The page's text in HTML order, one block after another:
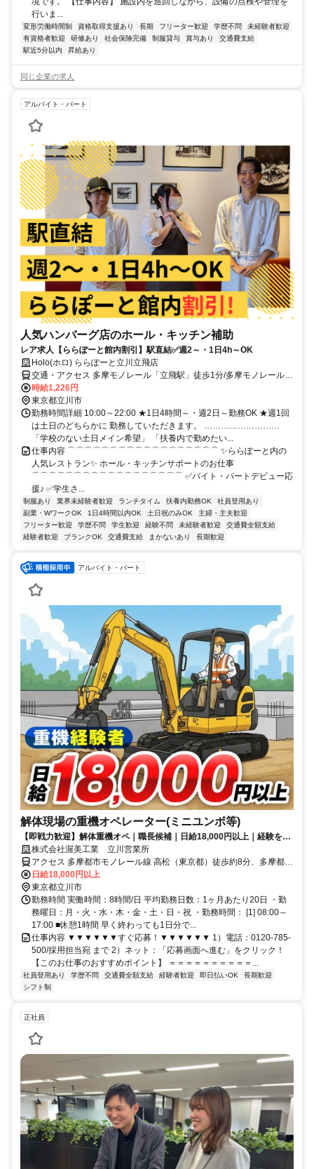
行いま...
変形労働時間制 資格取得支援あり 長期 フリーター歓迎 学歴不問
未経験者歓迎
有資格者歓迎
研修あり 社会保険完備 制服貸与 賞与あり
交通費支給
駅近5分以内
昇給あり
同じ企業の求人
アルバイト・パート
人気ハンバーグ店のホール・キッチン補助
レア求人【ららぽーと館内割引】駅直結✅週2～・1日4h～OK
Holo(ホロ) ららぽーと立川立飛店
交通・アクセス 多摩モノレール「立飛駅」徒歩1分/多摩モノレール
「泉体育館駅」徒歩7分/JR線「立川駅」車8分
時給1,226円
東京都立川市
勤務時間詳細 10:00～22:00 ★1日4時間～・週2日～勤務OK ★週1回
は土日のどちらかに 勤務していただきます。 ………………………
「学校のない土日メイン希望」 「扶養内で勤めたい...
仕事内容 ⌒⌒⌒⌒⌒⌒⌒⌒⌒⌒⌒⌒⌒⌒⌒⌒⌒⌒ ✨ららぽーと内の
人気レストラン✨ ホール・キッチンサポートのお仕事
⌒⌒⌒⌒⌒⌒⌒⌒⌒⌒⌒⌒⌒⌒⌒⌒⌒⌒ ✅バイト・パートデビュー応
援♪ ✅学生さ...
制服あり 業界未経験者歓迎 ランチタイム 扶養内勤務OK
社員登用あり
副業・WワークOK
1日4時間以内OK 土日祝のみOK
主婦・主夫歓迎
フリーター歓迎
学歴不問 学生歓迎 経験不問 未経験者歓迎
交通費全額支給
経験者歓迎
ブランクOK 交通費支給 まかないあり 長期歓迎
アルバイト・パート
解体現場の重機オペレーター(ミニユンボ等)
【即戦力歓迎】解体重機オペ｜職長候補｜日給18,000円以上｜経験を活
かし現場の中核へ。将来的には職長として現場を任せるキャリアも用意
しています。
株式会社渥美工業 立川営業所
アクセス 多摩都市モノレール線 高松（東京都）徒歩約8分、多摩都市
モノレール線 立飛南側改札口徒歩約11分、多摩都市モノレール線 泉
体育館徒歩約15分
日給18,000円以上
東京都立川市
勤務時間 実働時間：8時間/日 平均勤務日数：1ヶ月あたり20日 ・勤
務曜日：月・火・水・木・金・土・日・祝 ・勤務時間： [1] 08:00～
17:00 ■休憩1時間 早く終わっても1日分で...
仕事内容 ▼▼▼▼▼▼すぐ応募！▼▼▼▼▼▼ 1）電話：0120-785-
500/採用担当宛 まで 2）ネット：「応募画面へ進む」をクリック！
【このお仕事のおすすめポイント】 ＝＝＝＝＝＝＝＝＝＝...
社員登用あり 学歴不問 交通費全額支給 経験者歓迎 即日払いOK
長期歓迎
シフト制
正社員